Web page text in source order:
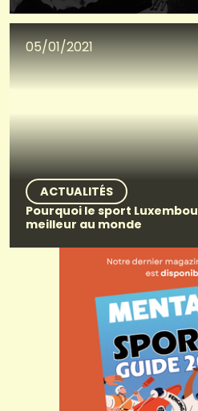
05/01/2021
ACTUALITÉS
Pourquoi le sport
meilleur au monde